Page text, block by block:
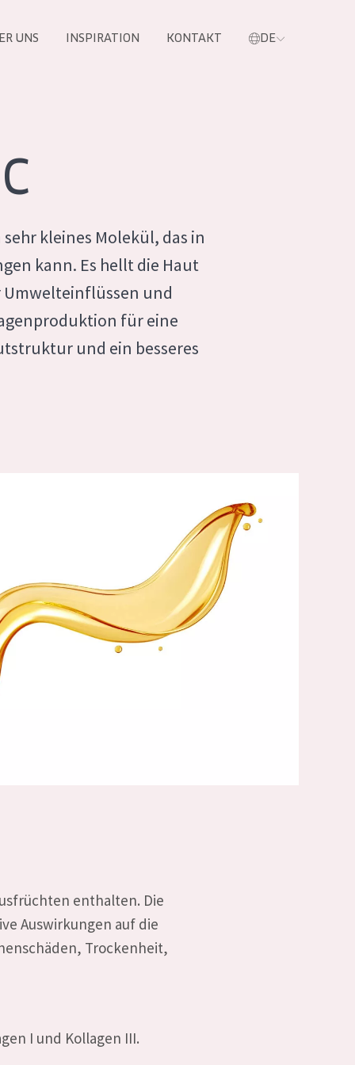
UNS INSPIRATION KONTAKT DE
kleines Molekül, das in
kann. Es hellt die Haut
und
für eine
und ein besseres
enthalten. Die
Auswirkungen auf die
Trockenheit,
I und Kollagen III.